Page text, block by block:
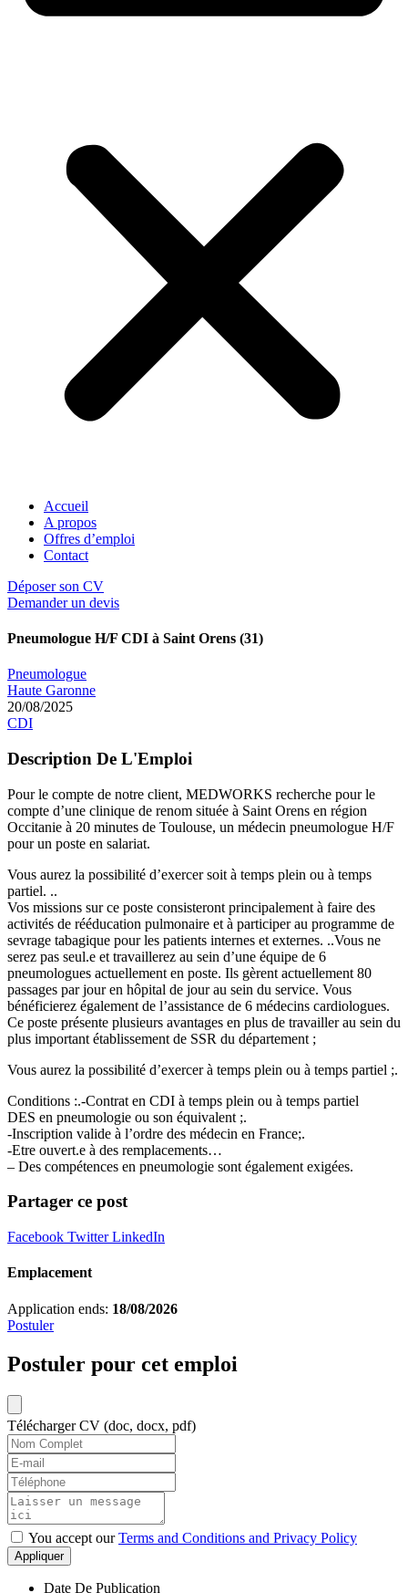
Accueil
A propos
Offres d’emploi
Contact
Déposer son CV
Demander un devis
Pneumologue H/F CDI à Saint Orens (31)
Pneumologue
Haute Garonne
20/08/2025
CDI
Description De L'Emploi
Pour le compte de notre client, MEDWORKS recherche pour le
compte d’une clinique de renom située à Saint Orens en région
Occitanie à 20 minutes de Toulouse, un médecin pneumologue H/F
pour un poste en salariat.
Vous aurez la possibilité d’exercer soit à temps plein ou à temps
partiel. ..
Vos missions sur ce poste consisteront principalement à faire des
activités de rééducation pulmonaire et à participer au programme de
sevrage tabagique pour les patients internes et externes. ..Vous ne
serez pas seul.e et travaillerez au sein d’une équipe de 6
pneumologues actuellement en poste. Ils gèrent actuellement 80
passages par jour en hôpital de jour au sein du service. Vous
bénéficierez également de l’assistance de 6 médecins cardiologues.
Ce poste présente plusieurs avantages en plus de travailler au sein du
plus important établissement de SSR du département ;
Vous aurez la possibilité d’exercer à temps plein ou à temps partiel ;.
Conditions :.-Contrat en CDI à temps plein ou à temps partiel
DES en pneumologie ou son équivalent ;.
-Inscription valide à l’ordre des médecin en France;.
-Etre ouvert.e à des remplacements…
– Des compétences en pneumologie sont également exigées.
Partager ce post
Facebook TwitterLinkedIn
Emplacement
Application ends: 18/08/2026
Postuler
Postuler pour cet emploi
Télécharger CV (doc, docx, pdf)
You accept ourTerms and Conditions and Privacy Policy
Appliquer
Date De Publication